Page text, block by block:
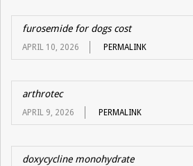
furosemide for dogs cost
APRIL 10, 2026 PERMALINK
arthrotec
APRIL 9, 2026 PERMALINK
doxycycline monohydrate